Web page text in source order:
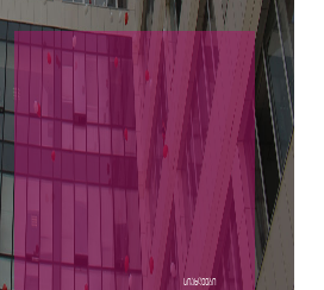
სიახლეები